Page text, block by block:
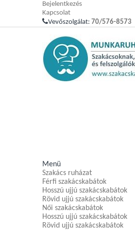
Bejelentkezés
Kapcsolat
Vevőszolgálat: 70/576-8573
Menü
Szakács ruházat
Férfi szakácskabátok
Hosszú ujjú szakácskabátok
Rövid ujjú szakácskabátok
Női szakácskabátok
Hosszú ujjú szakácskabátok
Rövid ujjú szakácskabátok